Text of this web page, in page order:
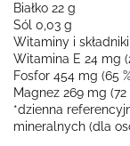
Białko 22 g
Sól 0,03 g
Witaminy i
Witamina E 24 mg
Fosfor 454 mg (65
Magnez 269 mg (72
*dzienna
mineralnych (dla